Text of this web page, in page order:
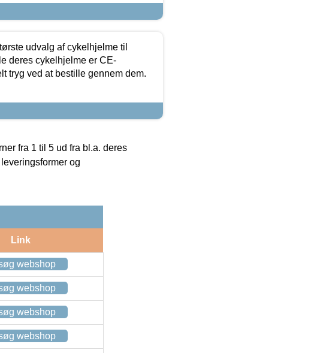
udvalg af cykelhjelme til
deres cykelhjelme er CE-
tryg ved at bestille gennem dem.
fra 1 til 5 ud fra bl.a. deres
og
Link
webshop
webshop
webshop
webshop